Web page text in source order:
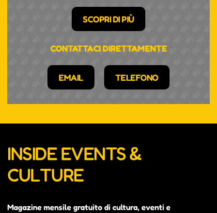
SCOPRI DI PIÙ
CONTATTACI DIRETTAMENTE
EMAIL TELEFONO
INSIDE EVENTS &
CULTURE
Magazine mensile gratuito di cultura, eventi e